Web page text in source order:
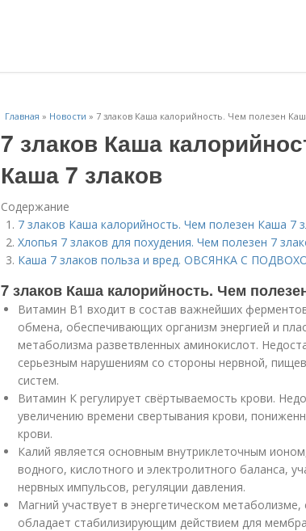
Главная » Новости » 7 злаков Каша калорийность. Чем полезен
7 злаков Каша
Каша 7 злаков
Содержание
7 злаков Каша калорийность. Чем полезен Каша 7
Хлопья 7 злаков для похудения. Чем полезен 7
Каша 7 злаков польза и вред. ОВСЯНКА С
7 злаков Каша калорийность. Чем
Витамин В1 входит в состав важнейших
обмена, обеспечивающих организм энергией и
метаболизма разветвленных аминокислот.
серьезным нарушениям со стороны нервной,
систем.
Витамин К регулирует свёртываемость крови.
увеличению времени свертывания крови,
крови.
Калий является основным внутриклеточным
водного, кислотного и электролитного баланса,
нервных импульсов, регуляции давления.
Магний участвует в энергетическом
обладает стабилизирующим действием для